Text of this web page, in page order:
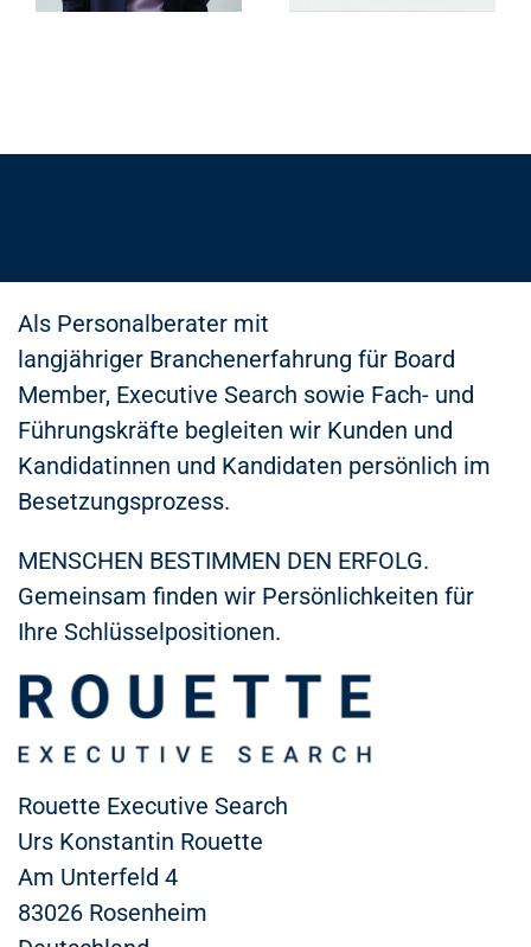
Als Personalberater mit
langjähriger Branchenerfahrung für Board
Member, Executive Search sowie Fach- und
Führungskräfte begleiten wir Kunden und
Kandidatinnen und Kandidaten persönlich im
Besetzungsprozess.
MENSCHEN BESTIMMEN DEN ERFOLG.
Gemeinsam finden wir Persönlichkeiten für
Ihre Schlüsselpositionen.
Rouette Executive Search
Urs Konstantin Rouette
Am Unterfeld 4
83026 Rosenheim